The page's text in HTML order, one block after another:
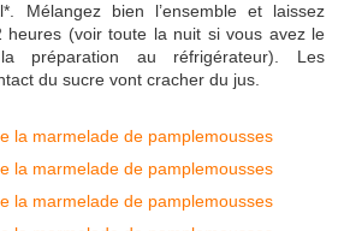
Mélangez bien l’ensemble et laissez
heures (voir toute la nuit si vous avez le
préparation au réfrigérateur). Les
du sucre vont cracher du jus.